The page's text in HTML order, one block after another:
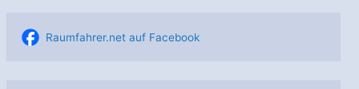
Raumfahrer.net auf Facebook